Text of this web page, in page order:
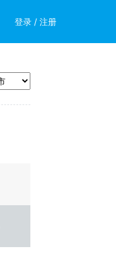
登录 / 注册